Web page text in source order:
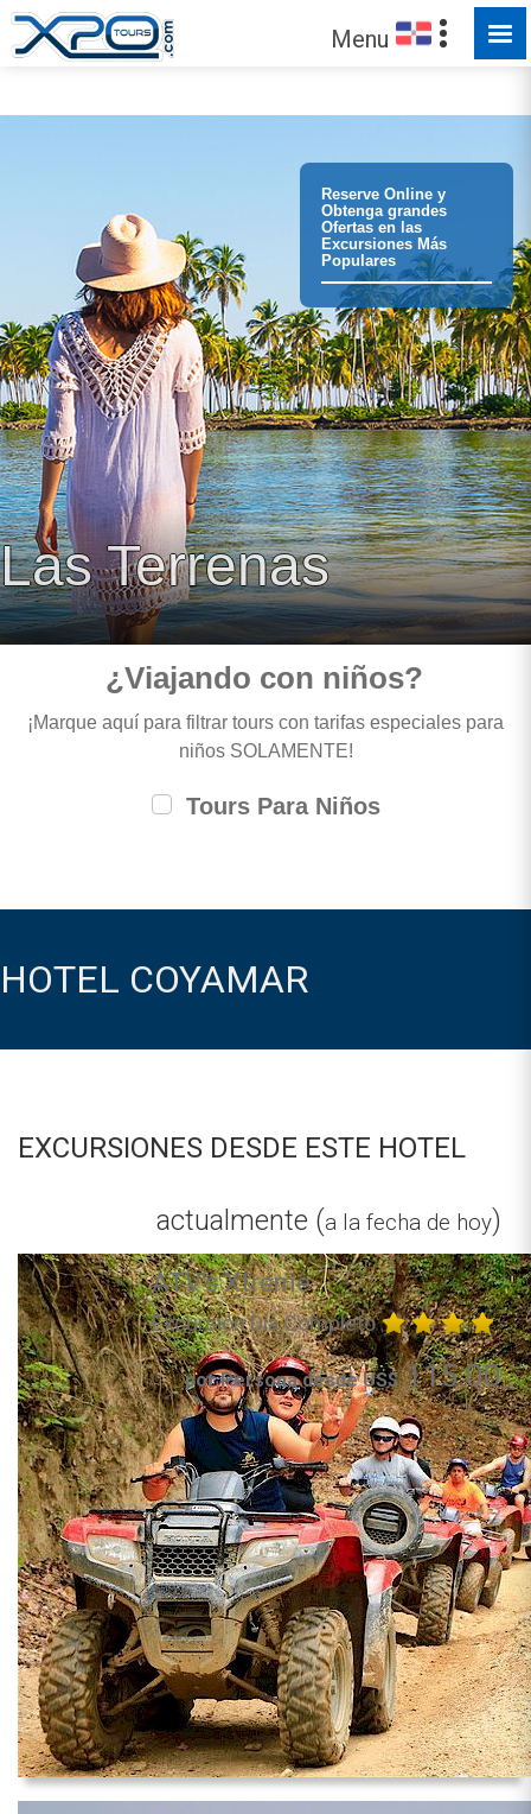
Menu
Reserve Online y
Obtenga grandes
Ofertas en las
Excursiones Más
Populares
Las Terrenas
¿Viajando con niños?
¡Marque aquí para filtrar tours con tarifas especiales para
niños SOLAMENTE!
Tours Para Niños
HOTEL COYAMAR
EXCURSIONES DESDE ESTE HOTEL
actualmente (a la fecha de hoy)
ATV's Xtreme
Excursión Día Completo
por Persona desde US$115.00